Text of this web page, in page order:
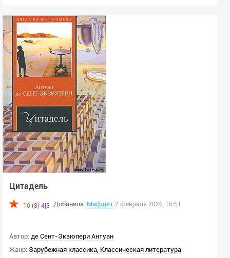
Цитадель
10 (8)4|3 Добавила: Мафдет 2 февраля 2026, 16:51
Автор: де Сент-Экзюпери Антуан
Жанр: Зарубежная классика Классическая литература